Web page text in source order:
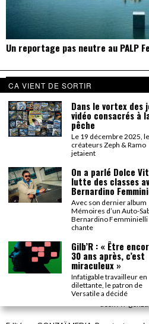
Un reportage pas neutre au PALP
Parce que seul le détail compte,
savent beaucoup sur très peu de
cuisson des biftecks).
CA VIENT DE SORTIR
Dans le vortex des
vidéo consacrés à
pêche
Le 19 décembre 2025,
créateurs Zeph & Ramo
jetaient
On a parlé Dolce
lutte des classes
Bernardino
Avec son dernier album
Mémoires d’un Auto-
Bernardino Femminielli
chante
Gilb’R : « Être
30 ans après, c’est
miraculeux »
Infatigable travailleur en
dilettante, le patron de
Versatile a décidé